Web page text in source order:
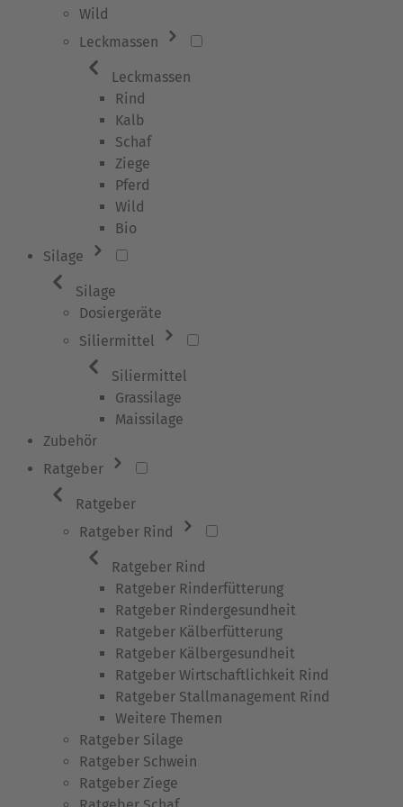
Wild
Leckmassen
Leckmassen
Rind
Kalb
Schaf
Ziege
Pferd
Wild
Bio
Silage
Silage
Dosiergeräte
Siliermittel
Siliermittel
Grassilage
Maissilage
Zubehör
Ratgeber
Ratgeber
Ratgeber Rind
Ratgeber Rind
Ratgeber Rinderfütterung
Ratgeber Rindergesundheit
Ratgeber Kälberfütterung
Ratgeber Kälbergesundheit
Ratgeber Wirtschaftlichkeit Rind
Ratgeber Stallmanagement Rind
Weitere Themen
Ratgeber Silage
Ratgeber Schwein
Ratgeber Ziege